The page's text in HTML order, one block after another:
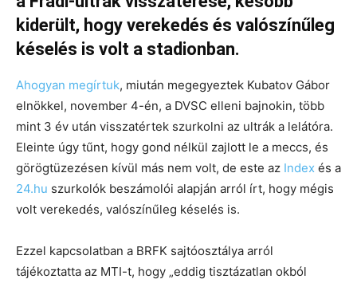
kiderült, hogy verekedés és valószínűleg
késelés is volt a stadionban.
Ahogyan megírtuk, miután megegyeztek Kubatov Gábor
elnökkel, november 4-én, a DVSC elleni bajnokin, több
mint 3 év után visszatértek szurkolni az ultrák a lelátóra.
Eleinte úgy tűnt, hogy gond nélkül zajlott le a meccs, és
görögtüzezésen kívül más nem volt, de este az Index és a
24.hu szurkolók beszámolói alapján arról írt, hogy mégis
volt verekedés, valószínűleg késelés is.
Ezzel kapcsolatban a BRFK sajtóosztálya arról
tájékoztatta az MTI-t, hogy „eddig tisztázatlan okból